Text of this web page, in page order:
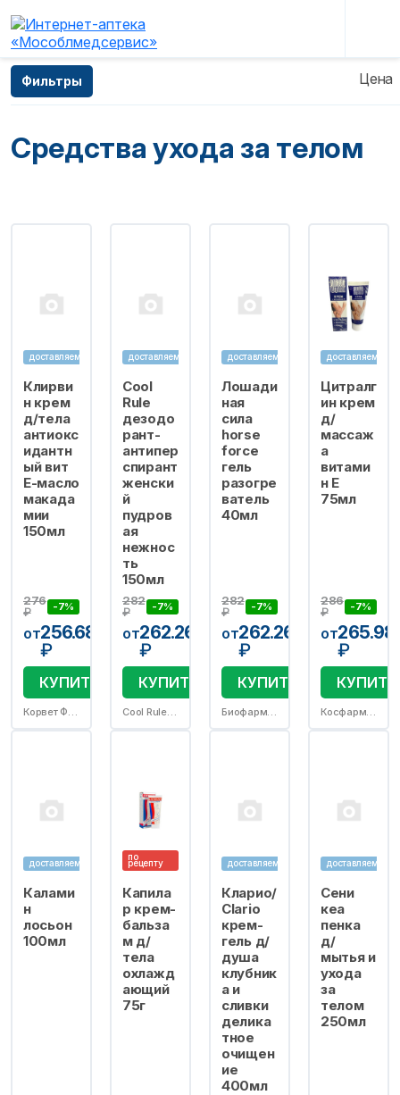
Главная —
— Средства ухода за телом
Средства ухода за телом
Фильтры Цена
доставляем
Клирви
н крем
д/тела
антиокс
идантн
ый вит
Е-масло
макада
мии
150мл
276
₽
-7%
от256.68
₽
КУПИТЬ
Корвет Фарма ООО/РеалКосметикс АО
доставляем
Cool
Rule
дезодо
рант-
антипер
спирант
женски
й
пудров
ая
нежнос
ть
150мл
282
₽
-7%
от262.26
₽
КУПИТЬ
Cool Rule ООО Дельта Парфюм
доставляем
Лошади
ная
сила
horse
force
гель
разогре
ватель
40мл
282
₽
-7%
от262.26
₽
КУПИТЬ
Биофармлаб ООО
доставляем
Цитралг
ин крем
д/
массаж
а
витами
н Е
75мл
286
₽
-7%
от265.98
₽
КУПИТЬ
Косфарма ООО/Инфарма 2000 ООО
доставляем
Калами
н
лосьон
100мл
по
рецепту
Капила
р крем-
бальза
м д/
тела
охлажд
ающий
75г
доставляем
Кларио/
Clario
крем-
гель д/
душа
клубник
а и
сливки
делика
тное
очищен
ие
400мл
доставляем
Сени
кеа
пенка
д/
мытья и
ухода
за
телом
250мл